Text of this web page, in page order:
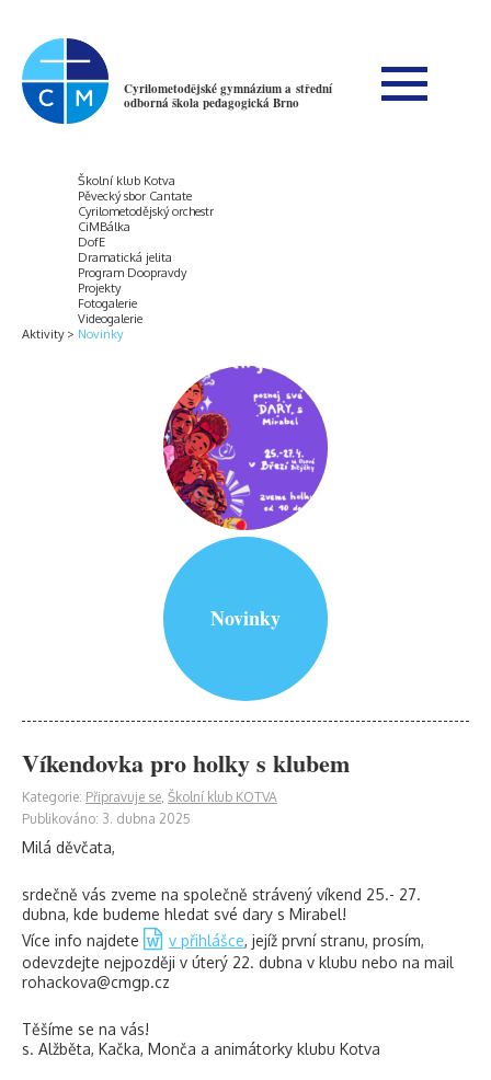
Cyrilometodějské gymnázium a střední
odborná škola pedagogická Brno
Aktivity
Školní klub Kotva
Pěvecký sbor Cantate
Cyrilometodějský orchestr
CiMBálka
DofE
Dramatická jelita
Program Doopravdy
Projekty
Fotogalerie
Videogalerie
Novinky
Novinky
Víkendovka pro holky s klubem
Kategorie: Připravuje se, Školní klub KOTVA
Publikováno: 3. dubna 2025
Milá děvčata,
srdečně vás zveme na společně strávený víkend 25.- 27.
dubna, kde budeme hledat své dary s Mirabel!
Více info najdete
v přihlášce, jejíž první stranu, prosím,
odevzdejte nejpozději v úterý 22. dubna v klubu nebo na mail
rohackova@cmgp.cz
Těšíme se na vás!
s. Alžběta, Kačka, Monča a animátorky klubu Kotva